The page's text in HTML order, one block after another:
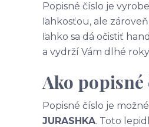
Popisné číslo je
ľahkosťou, ale
ľahko sa dá očistiť
a vydrží Vám dlhé
Ako
Popisné číslo je možné
JURASHKA. Toto